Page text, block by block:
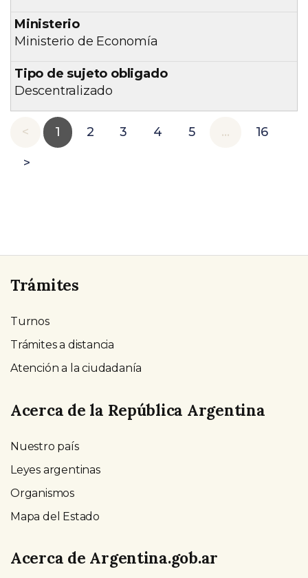
Ministerio de Economía
Descentralizado
< 1 2 3 4 5 … 16
>
Trámites
Turnos
Trámites a distancia
Atención a la ciudadanía
Acerca de la República Argentina
Nuestro país
Leyes argentinas
Organismos
Mapa del Estado
Acerca de Argentina.gob.ar